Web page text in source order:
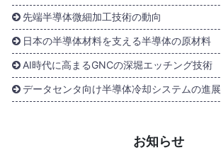
先端半導体微細加工技術の動向
日本の半導体材料を支える半導体の原材料
AI時代に高まるGNCの深堀エッチング技術
データセンタ向け半導体冷却システムの進展
お知らせ